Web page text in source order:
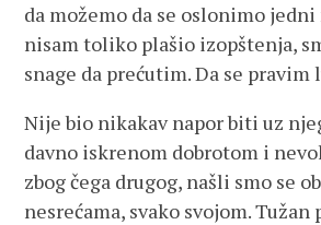
da možemo da se oslonimo jedni
nisam toliko plašio izopštenja,
snage da prećutim. Da se pravim
Nije bio nikakav napor biti uz
davno iskrenom dobrotom i
zbog čega drugog, našli smo se
nesrećama, svako svojom. Tužan